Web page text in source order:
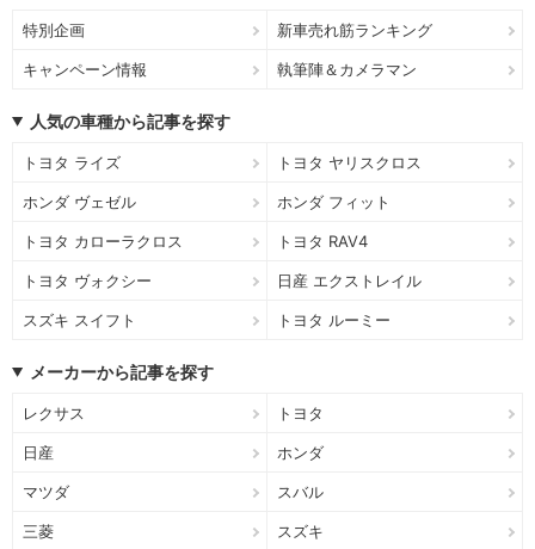
特別企画 新車売れ筋ランキング
キャンペーン情報 執筆陣＆カメラマン
人気の車種から記事を探す
トヨタ ライズ トヨタ ヤリスクロス
ホンダ ヴェゼル ホンダ フィット
トヨタ カローラクロス トヨタ RAV4
トヨタ ヴォクシー 日産 エクストレイル
スズキ スイフト トヨタ ルーミー
メーカーから記事を探す
レクサス トヨタ
日産 ホンダ
マツダ スバル
三菱 スズキ